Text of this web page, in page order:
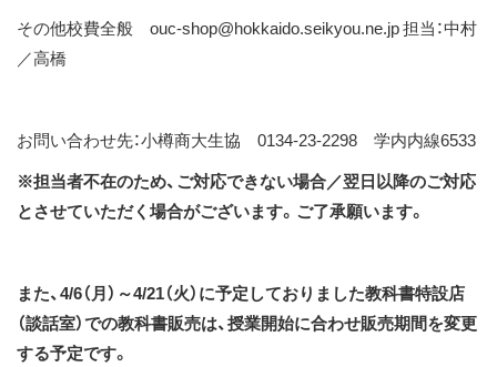
その他校費全般 ouc-shop@hokkaido.seikyou.ne.jp 担当：中村
／高橋
お問い合わせ先：小樽商大生協 0134-23-2298 学内内線6533
※担当者不在のため、ご対応できない場合／翌日以降のご対応
とさせていただく場合がございます。ご了承願います。
また、4/6（月）～4/21（火）に予定しておりました教科書特設店
（談話室）での教科書販売は、授業開始に合わせ販売期間を変更
する予定です。